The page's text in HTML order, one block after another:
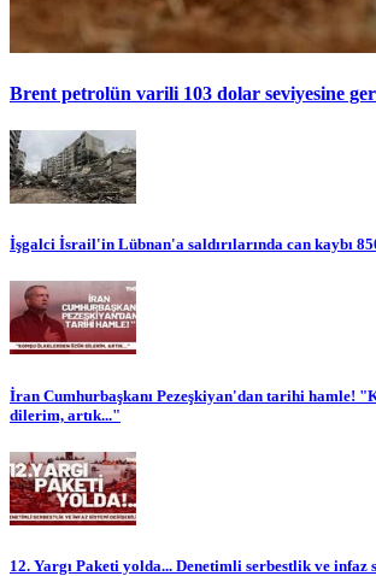
Brent petrolün varili 103 dolar seviyesine
İşgalci İsrail'in Lübnan'a saldırılarında can kaybı
İran Cumhurbaşkanı Pezeşkiyan'dan tarihi hamle!
dilerim, artık..."
12. Yargı Paketi yolda... Denetimli serbestlik ve infaz